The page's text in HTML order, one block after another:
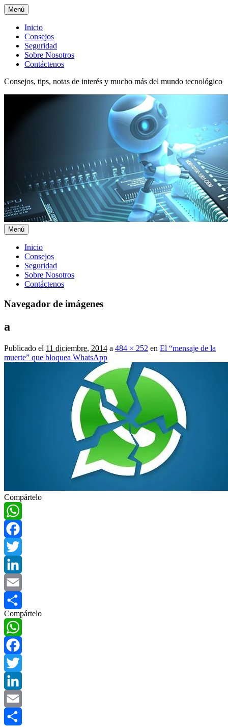
Menú
Menú
superior
Inicio
Consejos
Seguridad
Sobre Nosotros
Contáctenos
Consejos, tips, notas de interés y mucho más del mundo tecnológico
Menú
Menú
principal
Inicio
Consejos
Seguridad
Sobre Nosotros
Contáctenos
Navegador de imágenes
a
Publicado el 11 diciembre, 2014 a 484 × 252 en El “mensaje de la
muerte” que bloquea WhatsApp
Compártelo
WhatsApp
Facebook
Twitter
LinkedIn
Email
Compartir
Compártelo
WhatsApp
Facebook
Twitter
LinkedIn
Email